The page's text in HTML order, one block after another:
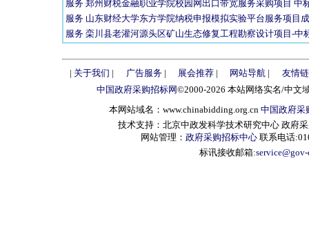
服务 郑州财税金融职业学院校园网出口带宽服务采购项目 中
服务 山东财经大学东方学院纳税申报模拟实验平台服务项目
服务 栾川县老灌河源头区矿山生态修复工程勘察设计项目-中
| 关于我们 | 广告服务| 展会推荐| 网站导航 |
友情
中国政府采购招标网©2000-2026 本站网络实名/中文
本网站域名：www.chinabidding.org.cn 中国政府采
技术支持：北京中政发科学技术研究中心 政府
网站管理： 政府采购招标中心 联系电话
标讯接收邮箱: